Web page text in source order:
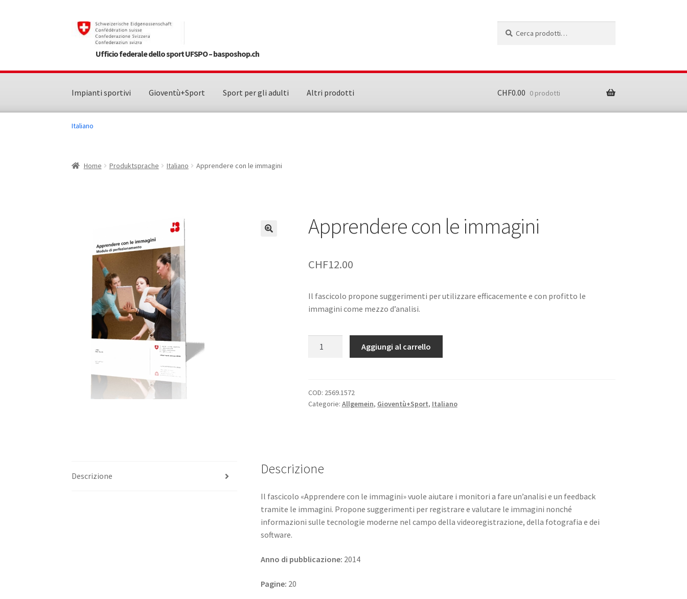
Vai
navigazione
Vai
contenutoUfficio federale dello sport UFSPO – basposhop.ch
Impianti sportivi Gioventù+Sport Sport per gli adulti Altri prodotti CHF0.00 0 prodotti
Italiano
Home Produktsprache Italiano Apprendere con le immagini
Apprendere con le immagini
CHF12.00
Il fascicolo propone suggerimenti per utilizzare efficacemente e con profitto le
immagini come mezzo d’analisi.
quantità
Aggiungi al carrello
COD: 2569.1572
Categorie: Allgemein, Gioventù+Sport, Italiano
Descrizione Descrizione
Il fascicolo «Apprendere con le immagini» vuole aiutare i monitori a fare un’analisi e un feedback
tramite le immagini. Propone suggerimenti per registrare e valutare le immagini nonché
informazioni sulle tecnologie moderne nel campo della videoregistrazione, della fotografia e dei
software.
Anno di pubblicazione: 2014
Pagine: 20